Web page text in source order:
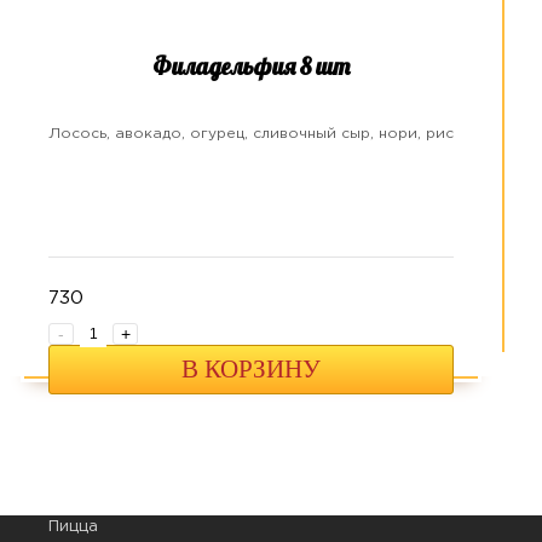
Филадельфия 8 шт
Лосось, авокадо, огурец, сливочный сыр, нори, рис
730
- +
В КОРЗИНУ
Пицца